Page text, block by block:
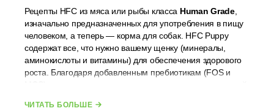
Рецепты HFC из мяса или рыбы класса Human Grade,
изначально предназначенных для употребления в пищу
человеком, а теперь — корма для собак. HFC Puppy
содержат все, что нужно вашему щенку (минералы,
аминокислоты и витамины) для обеспечения здорового
роста. Благодаря добавленным пребиотикам (FOS и
консервантов и красителей. Также подходит для сук в
ЧИТАТЬ БОЛЬШЕ